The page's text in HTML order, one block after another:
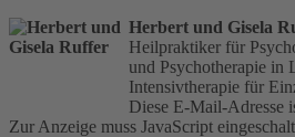
Herbert und Gisela
Heilpraktiker für
und Psychotherapie in
Intensivtherapie für
Diese E-Mail-Adresse
Zur Anzeige muss JavaScript